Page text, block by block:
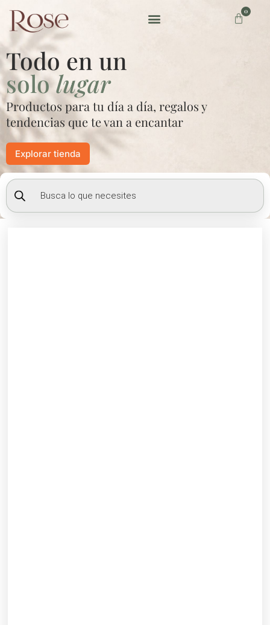
contenido
0
Carrito
Todo en un
sololugar
Productos para tu día a día, regalos y
tendencias que te van a encantar
Explorar tienda
Búsqueda
de
productos